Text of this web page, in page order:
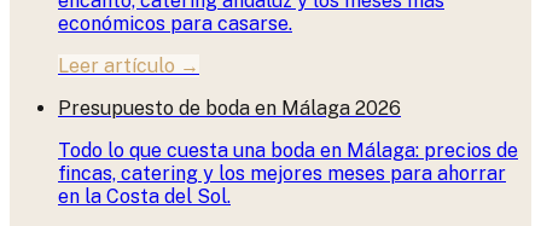
económicos para casarse.
Leer artículo →
Presupuesto de boda en Málaga 2026
Todo lo que cuesta una boda en Málaga: precios de
fincas, catering y los mejores meses para ahorrar
en la Costa del Sol.